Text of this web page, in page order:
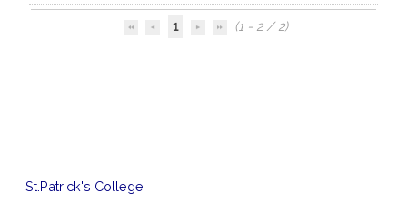
1 (1 - 2 / 2)
St.Patrick's College